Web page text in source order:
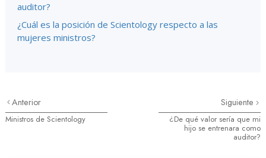
auditor?
¿Cuál es la posición de Scientology respecto a las
mujeres ministros?
Anterior
Ministros de Scientology
Siguiente
¿De qué valor sería que mi
hijo se entrenara como
auditor?